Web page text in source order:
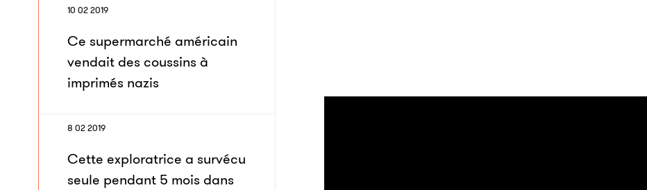
10 02 2019
Ce supermarché américain
vendait des coussins à
imprimés nazis
8 02 2019
Cette exploratrice a survécu
seule pendant 5 mois dans